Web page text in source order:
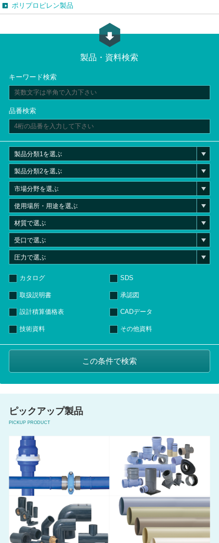
ポリプロピレン製品
製品・資料検索
キーワード検索
品番検索
カタログ SDS
取扱説明書 承認図
設計積算価格表 CADデータ
技術資料 その他資料
ピックアップ製品
PICKUP PRODUCT